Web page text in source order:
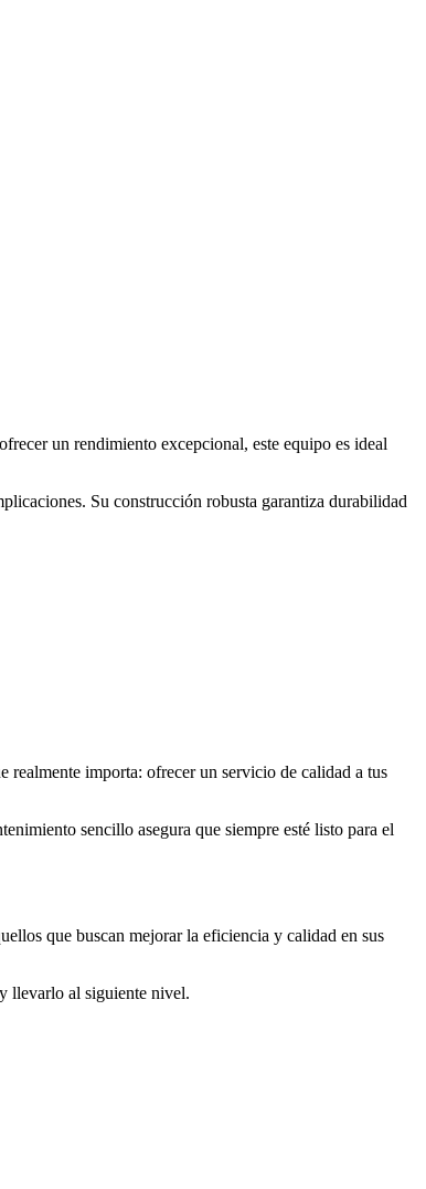
un rendimiento excepcional, este equipo es ideal
Su construcción robusta garantiza durabilidad
importa: ofrecer un servicio de calidad a tus
sencillo asegura que siempre esté listo para el
que buscan mejorar la eficiencia y calidad en sus
llevarlo al siguiente nivel.